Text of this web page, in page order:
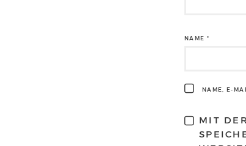
NAME *
NAME, E-
MIT